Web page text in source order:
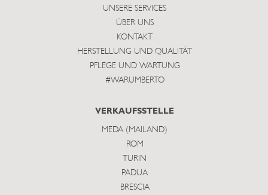
UNSERE SERVICES
ÜBER UNS
KONTAKT
HERSTELLUNG UND QUALITÄT
PFLEGE UND WARTUNG
#WARUMBERTO
VERKAUFSSTELLE
MEDA (MAILAND)
ROM
TURIN
PADUA
BRESCIA